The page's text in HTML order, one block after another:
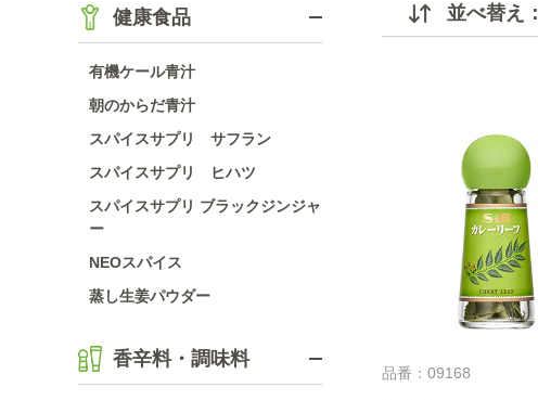
健康食品
有機ケール青汁
朝のからだ青汁
スパイスサプリ サフラン
スパイスサプリ ヒハツ
スパイスサプリ ブラックジンジャ
ー
NEOスパイス
蒸し生姜パウダー
香辛料・調味料
並べ替え：
品番：09168